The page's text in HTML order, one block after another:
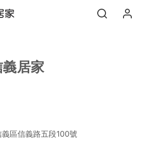
居家
區信義路五段100號